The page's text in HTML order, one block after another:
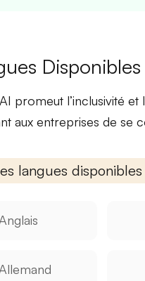
Disponibles
promeut l’inclusivité et
aux entreprises de se
langues disponibles